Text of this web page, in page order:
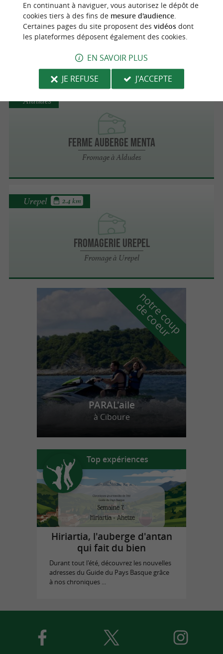
Albert & Sophie Esain - Producteur fermier
Ossau-Iraty
Ferme Auberge Menta
Fromage à Aldudes
Aldudes
Fromagerie Urepel
Fromage à Urepel
Urepel 2.4 km
n
o
t
r
e
c
o
u
p
d
e
c
o
e
u
r
PARAL'aile
à Ciboure
Top expériences
Hiriartia, l'auberge d'antan
qui fait du bien
Durant tout l'été, découvrez les nouvelles
adresses du Guide du Pays Basque grâce
à nos chroniques ...
En continuant à naviguer, vous autorisez le dépôt de
cookies tiers à des fins de mesure d'audience.
Certaines pages du site proposent des vidéosdont
les plateformes déposent également des cookies.
EN SAVOIR PLUS
JE REFUSE
J'ACCEPTE